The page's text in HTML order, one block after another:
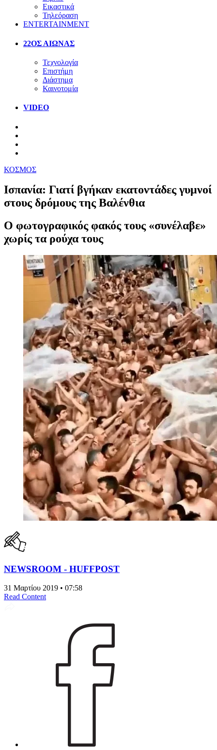
Εικαστικά
Τηλεόραση
ENTERTAINMENT
22ΟΣ ΑΙΩΝΑΣ
Τεχνολογία
Επιστήμη
Διάστημα
Καινοτομία
VIDEO
ΚΟΣΜΟΣ
Ισπανία: Γιατί βγήκαν εκατοντάδες γυμνοί
στους δρόμους της Βαλένθια
Ο φωτογραφικός φακός τους «συνέλαβε»
χωρίς τα ρούχα τους
NEWSROOM - HUFFPOST
31 Μαρτίου 2019 • 07:58
Read Content